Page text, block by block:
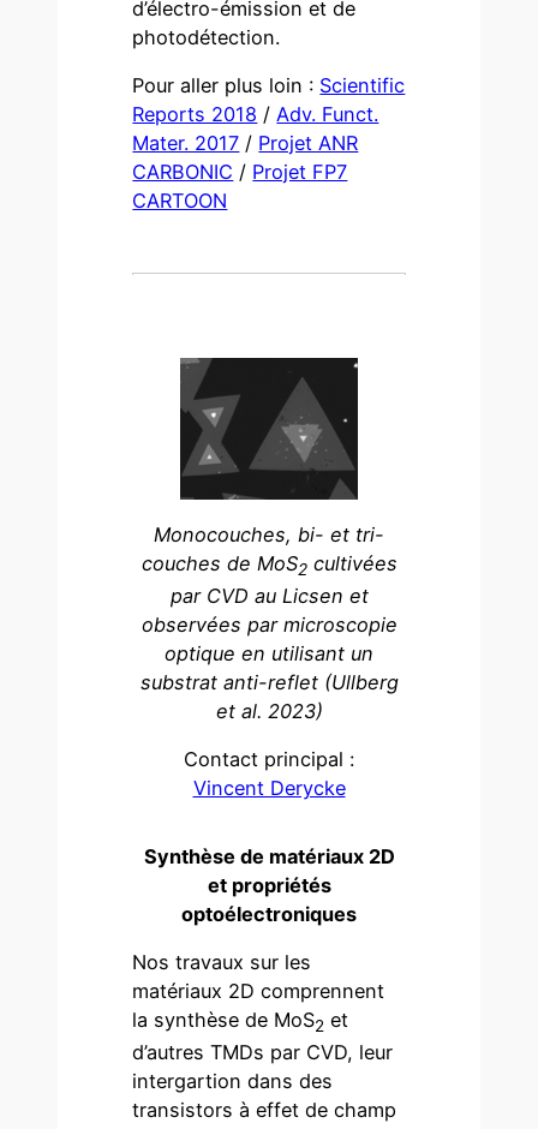
d’électro-émission et de
photodétection.
Pour aller plus loin : Scientific
Reports 2018 /Adv. Funct.
Mater. 2017 / Projet ANR
CARBONIC / Projet FP7
CARTOON
Monocouches, bi- et tri-
couches de MoS2cultivées
par CVD au Licsen et
observées par microscopie
optique en utilisant un
substrat anti-reflet (Ullberg
et al. 2023)
Contact principal :
Vincent Derycke
Synthèse de matériaux 2D
et propriétés
optoélectroniques
Nos travaux sur les
matériaux 2D comprennent
la synthèse de MoS2 et
d’autres TMDs par CVD, leur
intergartion dans des
transistors à effet de champ